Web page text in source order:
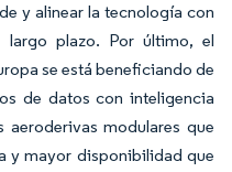
y alinear la tecnología con
largo plazo. Por último, el
se está beneficiando de
de datos con inteligencia
modulares que
y mayor disponibilidad que